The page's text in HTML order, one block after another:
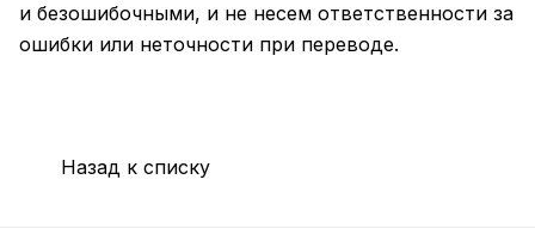
и безошибочными, и не несем ответственности за
ошибки или неточности при переводе.
Назад к списку